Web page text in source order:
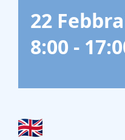
Technology
Partners
Event & News
22
8:00 -